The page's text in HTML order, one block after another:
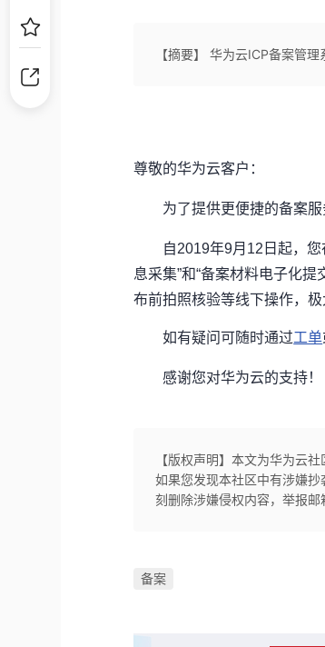
【摘要】 华为云ICP备案管
尊敬的华为云客户：
为了提供更便捷的备案
自2019年9月12日起，
息采集”和“备案材料电子化
布前拍照核验等线下操作，
如有疑问可随时通过工单
感谢您对华为云的支持！
【版权声明】本文为华为云
如果您发现本社区中有涉嫌
刻删除涉嫌侵权内容，举报
备案